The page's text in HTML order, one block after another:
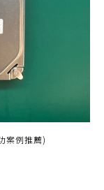
案例推薦)